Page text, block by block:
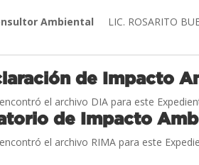
Ambiental LIC. ROSARITO
de Impacto
el archivo DIA para este
de Impacto
el archivo RIMA para este